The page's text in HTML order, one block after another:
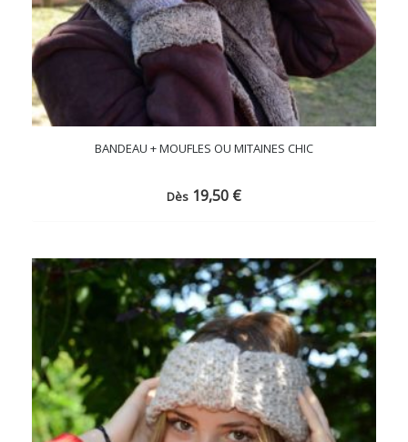
BANDEAU + MOUFLES OU MITAINES CHIC
Dès 19,50 €